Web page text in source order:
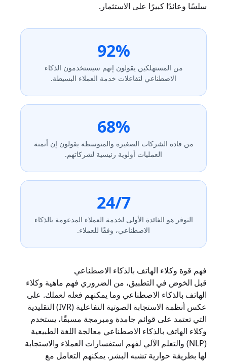
سلسًا وعائدًا كبيرًا على الاستثمار.
92%
من المستهلكين يقولون إنهم سيستخدمون الذكاء
الاصطناعي لتفاعلات خدمة العملاء البسيطة.
68%
من قادة الشركات الصغيرة والمتوسطة يقولون إن أتمتة
العمليات أولوية رئيسية لشركاتهم.
24/7
التوفر هو الفائدة الأولى لخدمة العملاء المدعومة بالذكاء
الاصطناعي، وفقًا للعملاء.
فهم قوة وكلاء الهاتف بالذكاء الاصطناعي
قبل الخوض في التطبيق، من الضروري فهم ماهية وكلاء
الهاتف بالذكاء الاصطناعي وما يمكنهم فعله لعملك. على
عكس أنظمة الاستجابة الصوتية التفاعلية (IVR) التقليدية
التي تعتمد على قوائم جامدة ومبرمجة مسبقًا، يستخدم
وكلاء الهاتف بالذكاء الاصطناعي معالجة اللغة الطبيعية
(NLP) والتعلم الآلي لفهم استفسارات العملاء والاستجابة
لها بطريقة حوارية تشبه البشر. يمكنهم التعامل مع